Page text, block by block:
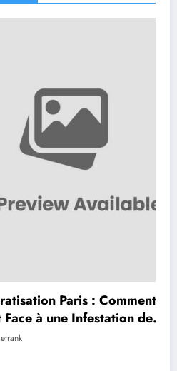
Paris : Comment Agir
une Infestation de